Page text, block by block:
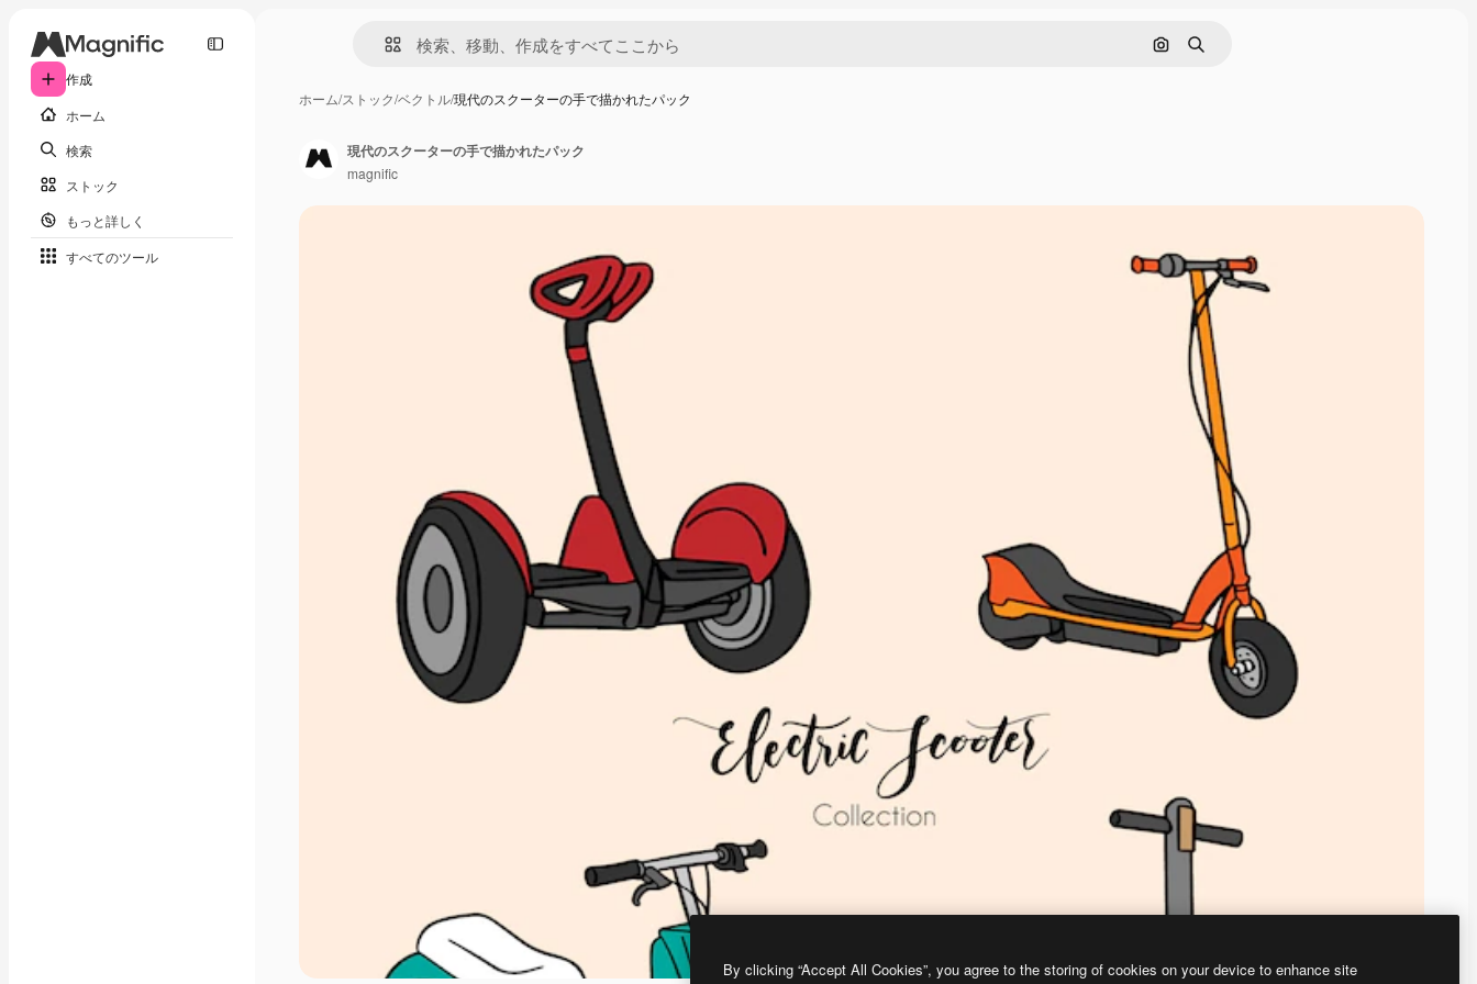
作成
ホーム
検索
ストック
もっと詳しく
すべてのツール
画像で検索
検索
ホーム/ストック/ベクトル/現代のスクーターの手で描かれたパック
現代のスクーターの手で描かれたパック
magnific
By clicking “Accept All Cookies”, you agree to the storing of cookies on your device to enhance site